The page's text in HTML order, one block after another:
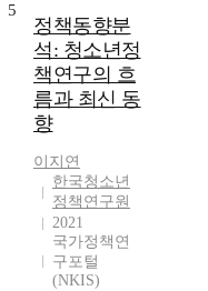
5
정책동향분
석: 청소년정
책연구의 흐
름과 최신 동
향
이지연
한국청소년
정책연구원
2021
국가정책연
구포털
(NKIS)